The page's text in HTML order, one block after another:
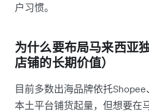
户习惯。
为什么要布局马来西亚
店铺的长期价值）
目前多数出海品牌依托
本土平台铺货起量，但想要在